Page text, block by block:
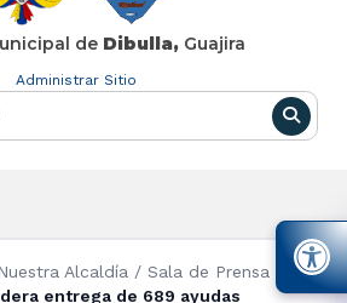
de Dibulla, Guajira
Administrar Sitio
Nuestra Alcaldía / Sala de Prensa
entrega de 689 ayudas